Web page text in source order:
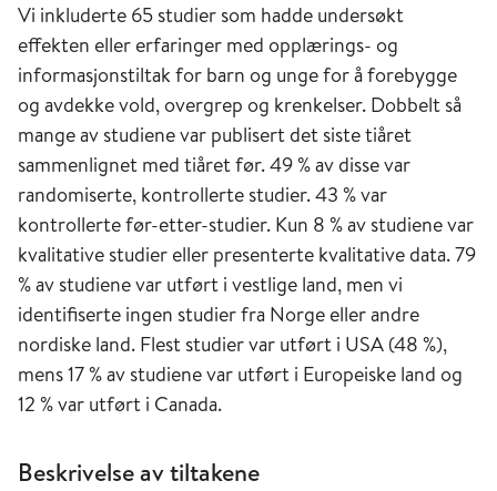
Vi inkluderte 65 studier som hadde undersøkt
effekten eller erfaringer med opplærings- og
informasjonstiltak for barn og unge for å forebygge
og avdekke vold, overgrep og krenkelser. Dobbelt så
mange av studiene var publisert det siste tiåret
sammenlignet med tiåret før. 49 % av disse var
randomiserte, kontrollerte studier. 43 % var
kontrollerte før-etter-studier. Kun 8 % av studiene var
kvalitative studier eller presenterte kvalitative data. 79
% av studiene var utført i vestlige land, men vi
identifiserte ingen studier fra Norge eller andre
nordiske land. Flest studier var utført i USA (48 %),
mens 17 % av studiene var utført i Europeiske land og
12 % var utført i Canada.
Beskrivelse av tiltakene